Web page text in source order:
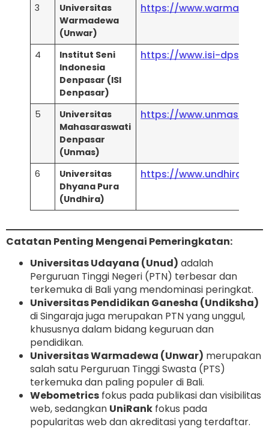
3
Universitas
Warmadewa
(Unwar)
https://
4
Institut Seni
Indonesia
Denpasar (ISI
Denpasar)
https://www.isi-
5
Universitas
Mahasaraswati
Denpasar
(Unmas)
https://
6
Universitas
Dhyana Pura
(Undhira)
https://
Catatan Penting Mengenai Pemeringkatan:
Universitas Udayana (Unud) adalah
Perguruan Tinggi Negeri (PTN) terbesar dan
terkemuka di Bali yang mendominasi peringkat.
Universitas Pendidikan Ganesha (Undiksha)
di Singaraja juga merupakan PTN yang unggul,
khususnya dalam bidang keguruan dan
pendidikan.
Universitas Warmadewa (Unwar) merupakan
salah satu Perguruan Tinggi Swasta (PTS)
terkemuka dan paling populer di Bali.
Webometrics fokus pada publikasi dan visibilitas
web, sedangkan UniRank fokus pada
popularitas web dan akreditasi yang terdaftar.